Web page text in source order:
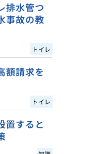
排水管つ
事故の教
トイレ
額請求を
トイレ
置すると